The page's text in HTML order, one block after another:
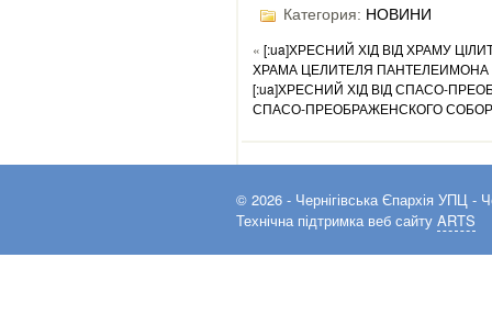
Категория: НОВИНИ
« [:ua]ХРЕСНИЙ ХІД ВІД ХРАМУ
ХРАМА ЦЕЛИТЕЛЯ ПАНТЕЛЕИМОНА
[:ua]ХРЕСНИЙ ХІД ВІД СПАСО-
СПАСО-ПРЕОБРАЖЕНСКОГО
© 2026 - Чернігівська Єпархія УПЦ -
Технічна підтримка веб сайту ARTS